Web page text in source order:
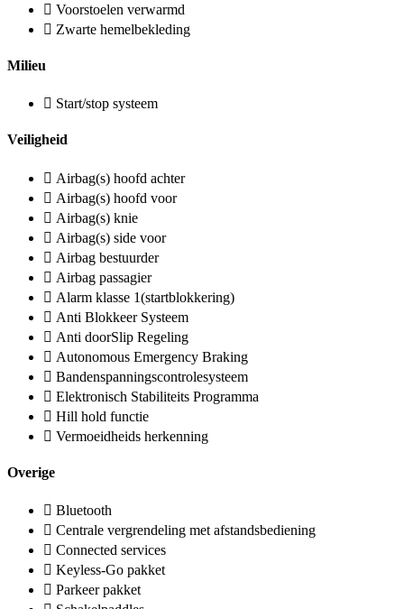
Voorstoelen verwarmd
Zwarte hemelbekleding
Milieu
Start/stop systeem
Veiligheid
Airbag(s) hoofd achter
Airbag(s) hoofd voor
Airbag(s) knie
Airbag(s) side voor
Airbag bestuurder
Airbag passagier
Alarm klasse 1(startblokkering)
Anti Blokkeer Systeem
Anti doorSlip Regeling
Autonomous Emergency Braking
Bandenspanningscontrolesysteem
Elektronisch Stabiliteits Programma
Hill hold functie
Vermoeidheids herkenning
Overige
Bluetooth
Centrale vergrendeling met afstandsbediening
Connected services
Keyless-Go pakket
Parkeer pakket